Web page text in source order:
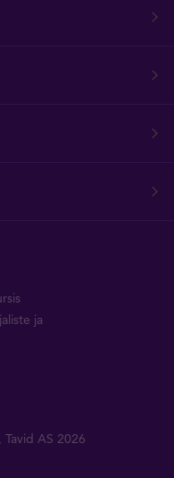
ja
AS 2026